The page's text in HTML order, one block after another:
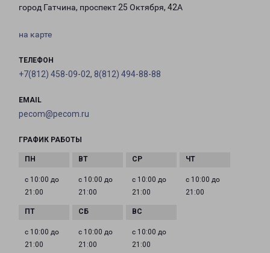
город Гатчина, проспект 25 Октября, 42А
на карте
ТЕЛЕФОН
+7(812) 458-09-02, 8(812) 494-88-88
EMAIL
pecom@pecom.ru
ГРАФИК РАБОТЫ
с 10:00 до
21:00
с 10:00 до
21:00
с 10:00 до
21:00
с 10:00 до
21:00
с 10:00 до
21:00
с 10:00 до
21:00
с 10:00 до
21:00